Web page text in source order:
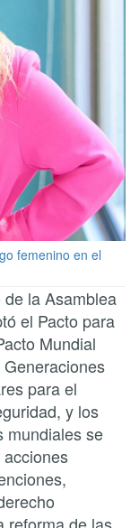
femenino en el
la Asamblea
el Pacto para
Mundial
para el
y los
mundiales se